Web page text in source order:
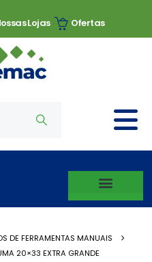
Lojas Ofertas
DE FERRAMENTAS MANUAIS
20×33 EXTRA GRANDE